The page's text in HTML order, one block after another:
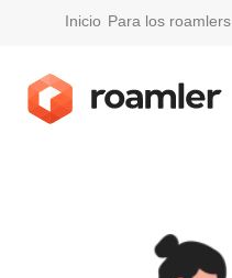
Inicio Para los roamlers